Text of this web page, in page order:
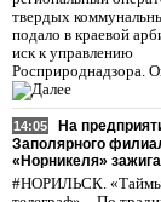
твердых
подало в краевой
иск к управлению
Росприроднадзора.
14:05
На
Заполярного
«Норникеля»
#НОРИЛЬСК.